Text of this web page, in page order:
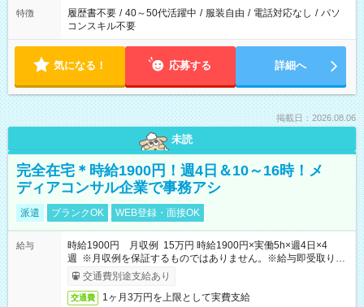
特徴 履歴書不要 / 40～50代活躍中 / 服装自由 / 電話対応なし / パソ
コンスキル不要
気になる！ 応募する 詳細へ
掲載日：2026.08.06
未読
完全在宅＊時給1900円！週4日＆10～16時！メ
ディアコンサル企業で事務アシ
派遣 ブランクOK WEB登録・面接OK
給与
時給1900円 月収例 15万円 時給1900円×実働5h×週4日×4
週 ※月収例を保証するものではありません。※給与即受取りサ
ービス利用可（利用条件有）
交通費別途支給あり
交通費 1ヶ月3万円を上限として実費支給